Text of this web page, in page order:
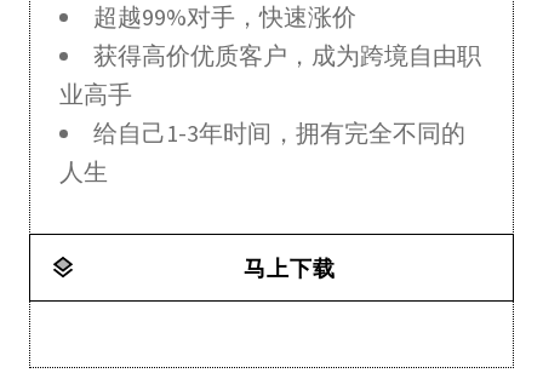
超越99%对手，快速涨价
获得高价优质客户，成为跨境自由职
业高手
给自己1-3年时间，拥有完全不同的
人生
马上下载